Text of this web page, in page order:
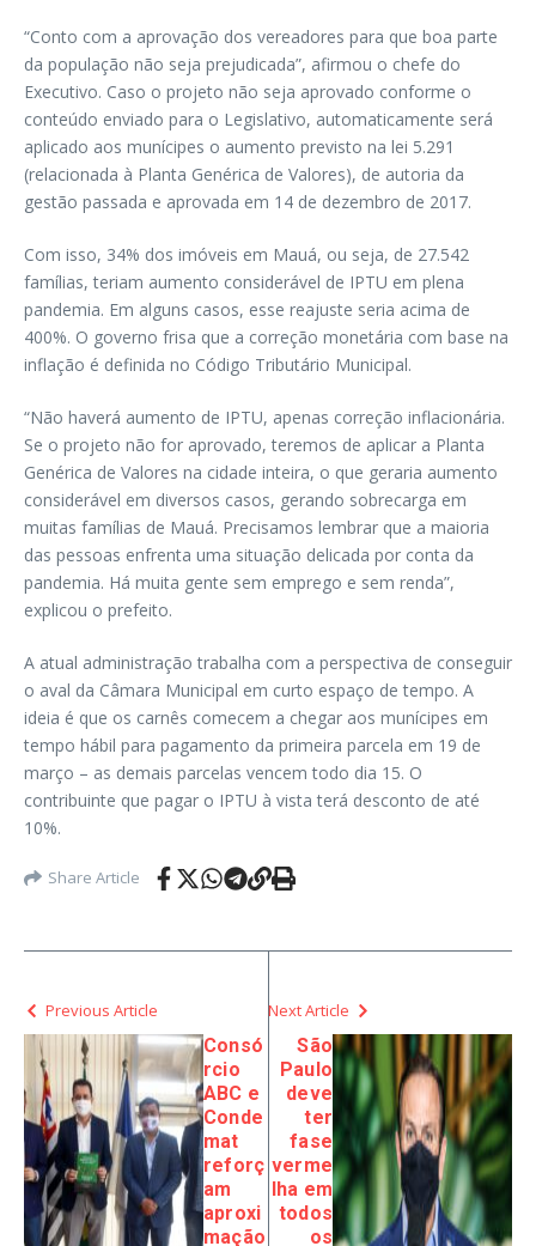
“Conto com a aprovação dos vereadores para que boa parte
da população não seja prejudicada”, afirmou o chefe do
Executivo. Caso o projeto não seja aprovado conforme o
conteúdo enviado para o Legislativo, automaticamente será
aplicado aos munícipes o aumento previsto na lei 5.291
(relacionada à Planta Genérica de Valores), de autoria da
gestão passada e aprovada em 14 de dezembro de 2017.
Com isso, 34% dos imóveis em Mauá, ou seja, de 27.542
famílias, teriam aumento considerável de IPTU em plena
pandemia. Em alguns casos, esse reajuste seria acima de
400%. O governo frisa que a correção monetária com base na
inflação é definida no Código Tributário Municipal.
“Não haverá aumento de IPTU, apenas correção inflacionária.
Se o projeto não for aprovado, teremos de aplicar a Planta
Genérica de Valores na cidade inteira, o que geraria aumento
considerável em diversos casos, gerando sobrecarga em
muitas famílias de Mauá. Precisamos lembrar que a maioria
das pessoas enfrenta uma situação delicada por conta da
pandemia. Há muita gente sem emprego e sem renda”,
explicou o prefeito.
A atual administração trabalha com a perspectiva de conseguir
o aval da Câmara Municipal em curto espaço de tempo. A
ideia é que os carnês comecem a chegar aos munícipes em
tempo hábil para pagamento da primeira parcela em 19 de
março – as demais parcelas vencem todo dia 15. O
contribuinte que pagar o IPTU à vista terá desconto de até
10%.
Share Article
Previous Article
Consó
rcio
ABC e
Conde
mat
reforç
am
aproxi
mação
Next Article
São
Paulo
deve
ter
fase
verme
lha em
todos
os